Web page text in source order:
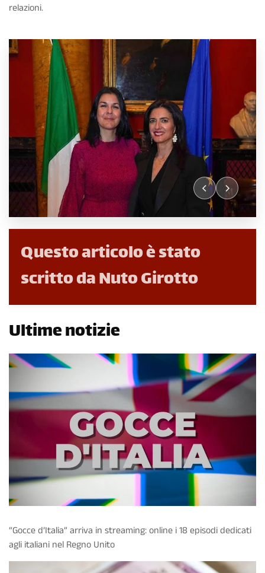
relazioni.
Questo articolo è stato
scritto da Nuto Girotto
Ultime notizie
“Gocce d’Italia” arriva in streaming: online i 18 episodi dedicati
agli italiani nel Regno Unito